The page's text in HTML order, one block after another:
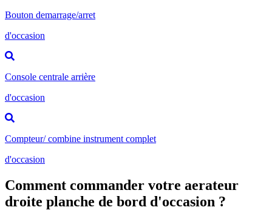
Bouton demarrage/arret
d'occasion
Console centrale arrière
d'occasion
Compteur/ combine instrument complet
d'occasion
Comment commander votre aerateur
droite planche de bord d'occasion ?